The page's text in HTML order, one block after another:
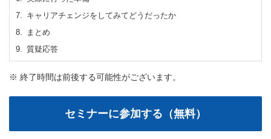
キャリアチェンジをしてみてどうだったか
まとめ
質疑応答
※ 終了時間は前後する可能性がございます。